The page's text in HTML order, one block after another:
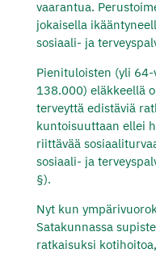
vaarantua.
jokaisella
sosiaali- ja
Pienituloisten (yli
138.000) eläkkeellä
terveyttä edistäviä
kuntoisuuttaan ellei
riittävää
sosiaali- ja
§).
Nyt kun
Satakunnassa
ratkaisuksi